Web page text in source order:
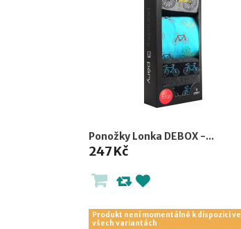
Ponožky Lonka DEBOX -...
247 Kč
Produkt není momentálně k dispozici ve
všech variantách